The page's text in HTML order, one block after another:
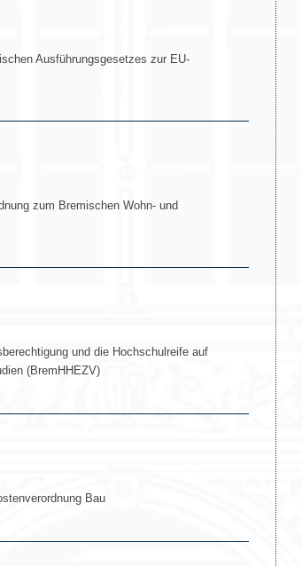
Ausführungsgesetzes zur EU-
zum Bremischen Wohn- und
und die Hochschulreife auf
(BremHHEZV)
Bau